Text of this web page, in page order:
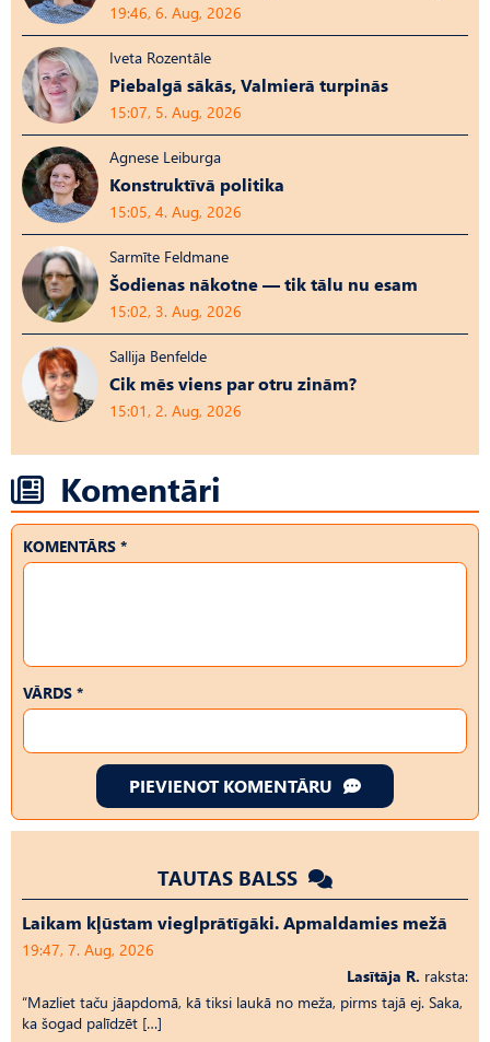
19:46, 6. Aug, 2026
Iveta Rozentāle
Piebalgā sākās, Valmierā turpinās
15:07, 5. Aug, 2026
Agnese Leiburga
Konstruktīvā politika
15:05, 4. Aug, 2026
Sarmīte Feldmane
Šodienas nākotne — tik tālu nu esam
15:02, 3. Aug, 2026
Sallija Benfelde
Cik mēs viens par otru zinām?
15:01, 2. Aug, 2026
Komentāri
KOMENTĀRS *
VĀRDS *
PIEVIENOT KOMENTĀRU
TAUTAS BALSS
Laikam kļūstam vieglprātīgāki. Apmaldamies mežā
19:47, 7. Aug, 2026
Lasītāja R. raksta:
“Mazliet taču jāapdomā, kā tiksi laukā no meža, pirms tajā ej. Saka,
ka šogad palīdzēt […]